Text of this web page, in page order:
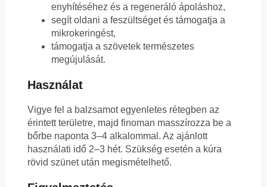
enyhítéséhez és a regeneráló ápoláshoz,
segít oldani a feszültséget és támogatja a
mikrokeringést,
támogatja a szövetek természetes
megújulását.
Használat
Vigye fel a balzsamot egyenletes rétegben az
érintett területre, majd finoman masszírozza be a
bőrbe naponta 3–4 alkalommal. Az ajánlott
használati idő 2–3 hét. Szükség esetén a kúra
rövid szünet után megismételhető.